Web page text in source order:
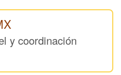
y coordinación